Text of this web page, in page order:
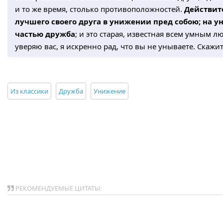
и то же время, столько противоположностей.
лучшего своего друга в унижении пред собою; на
частью дружба; и это старая, известная всем умным
уверяю вас, я искренно рад, что вы не унываете.
Из классики Дружба Унижение
РЕКОМЕНДУЕМЫЕ ЦИТАТЫ: